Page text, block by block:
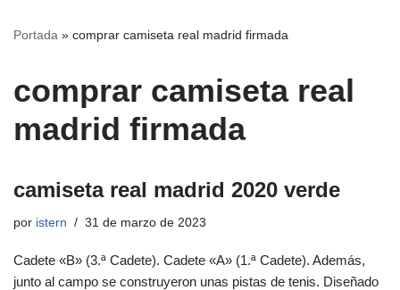
Portada » comprar camiseta real madrid firmada
comprar camiseta real
madrid firmada
camiseta real madrid 2020 verde
por istern 31 de marzo de 2023
Cadete «B» (3.ª Cadete). Cadete «A» (1.ª Cadete). Además,
junto al campo se construyeron unas pistas de tenis. Diseñado